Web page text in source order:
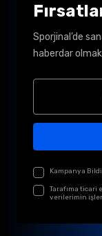
Sporjinal’de
haberdar
Kampanya
Tarafıma ticari
verilerimin